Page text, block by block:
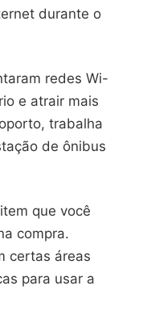
durante o
redes Wi-
e atrair mais
trabalha
de ônibus
que você
compra.
certas áreas
para usar a